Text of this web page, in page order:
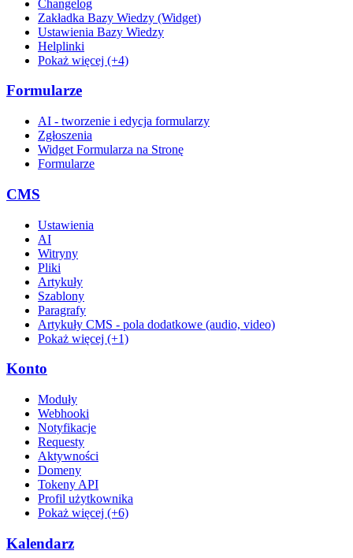
Changelog
Zakładka Bazy Wiedzy (Widget)
Ustawienia Bazy Wiedzy
Helplinki
Pokaż więcej (+4)
Formularze
AI - tworzenie i edycja formularzy
Zgłoszenia
Widget Formularza na Stronę
Formularze
CMS
Ustawienia
AI
Witryny
Pliki
Artykuły
Szablony
Paragrafy
Artykuły CMS - pola dodatkowe (audio, video)
Pokaż więcej (+1)
Konto
Moduły
Webhooki
Notyfikacje
Requesty
Aktywności
Domeny
Tokeny API
Profil użytkownika
Pokaż więcej (+6)
Kalendarz